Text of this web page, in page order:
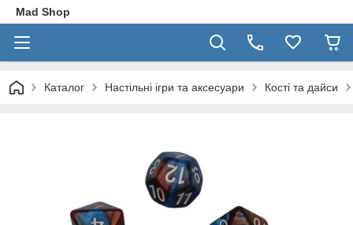
Mad Shop
Каталог Настільні ігри та аксесуари Кості та дайси